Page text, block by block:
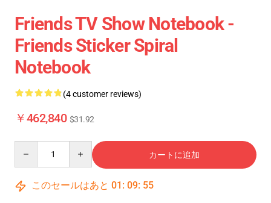
Friends TV Show Notebook -
Friends Sticker Spiral
Notebook
(4 customer reviews)
￥462,840 $31.92
カートに追加
このセールはあと 01 : 09: 54